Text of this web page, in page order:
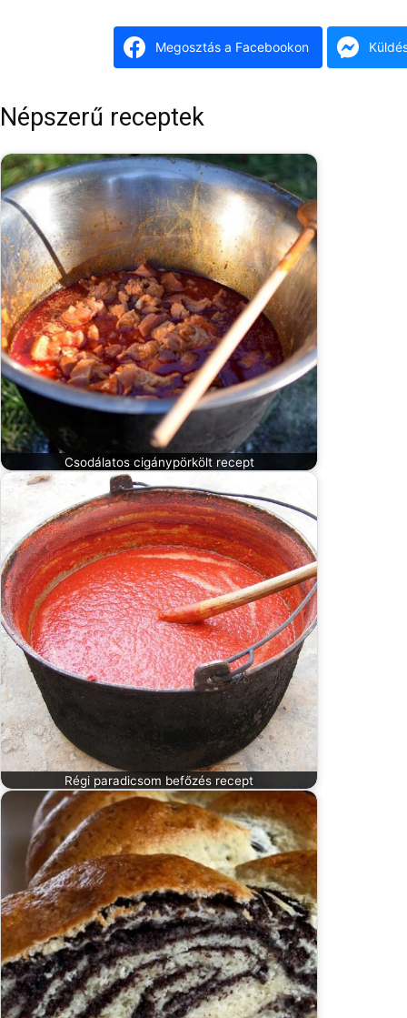
Megosztás a Facebookon
Népszerű receptek
Csodálatos cigánypörkölt recept
Régi paradicsom befőzés recept